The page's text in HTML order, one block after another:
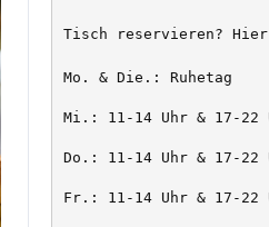
Tisch reservieren?
Mo. & Die.: Ruhetag
Mi.: 11-14 Uhr & 17-22
Do.: 11-14 Uhr & 17-22
Fr.: 11-14 Uhr & 17-22